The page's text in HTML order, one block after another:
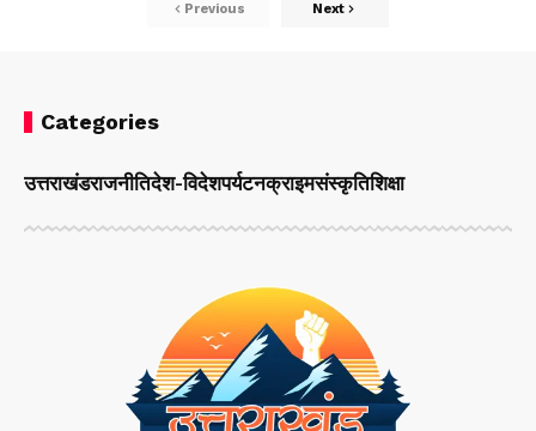
Previous Next
Categories
उत्तराखंडराजनीतिदेश-विदेशपर्यटनक्राइमसंस्कृतिशिक्षा